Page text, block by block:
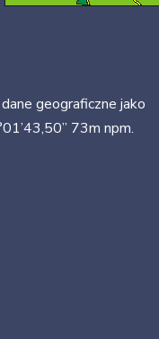
geograficzne jako
73m npm.